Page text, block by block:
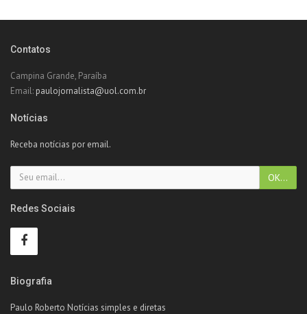
Contatos
Campina Grande, Paraíba
Email: paulojornalista@uol.com.br
Notícias
Receba notícias por email.
Redes Sociais
Biografia
Paulo Roberto Notícias simples e diretas